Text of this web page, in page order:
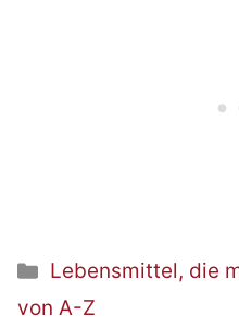
Kategorien
Lebensmittel, die
von A-Z